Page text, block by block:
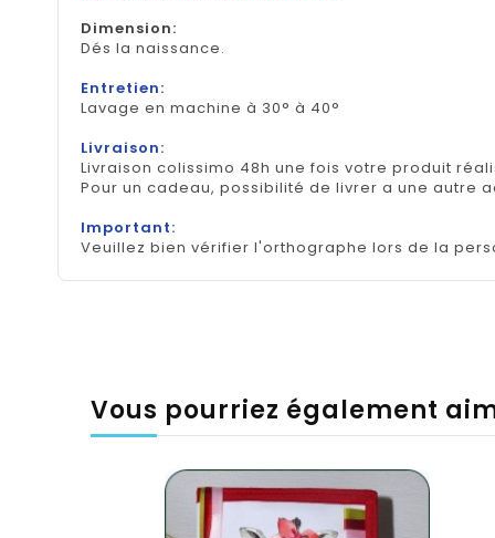
Dimension:
Dés la naissance.
Entretien:
Lavage en machine à 30° à 40°
Livraison:
Livraison colissimo 48h une fois votre produit
Pour un cadeau, possibilité de livrer a une autre
Important:
Veuillez bien vérifier l'orthographe lors de la
Vous pourriez également